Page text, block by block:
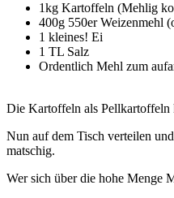
1kg Kartoffeln (Mehlig
400g 550er Weizenmehl
1 kleines! Ei
1 TL Salz
Ordentlich Mehl zum
Die Kartoffeln als Pellkartoffeln
Nun auf dem Tisch verteilen
matschig.
Wer sich über die hohe Menge